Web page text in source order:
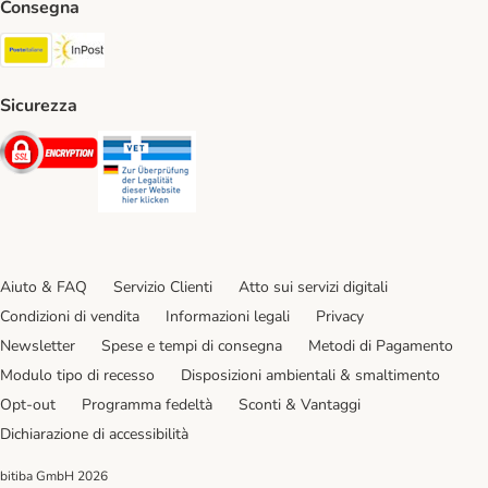
Consegna
Poste Italiane. Shipping Method
Sicurezza
Security
Aiuto & FAQ Servizio Clienti
Atto sui servizi digitali
Condizioni di vendita
Informazioni legali
Privacy
Newsletter
Spese e tempi di consegna
Metodi di Pagamento
Modulo tipo di recesso
Disposizioni ambientali & smaltimento
Opt-out
Programma fedeltà
Sconti & Vantaggi
Dichiarazione di accessibilità
bitiba GmbH 2026